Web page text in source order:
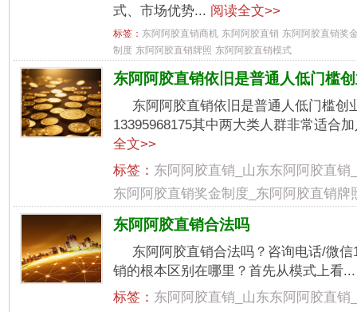
式、市场优势... 阅读全文>>
标签： 东阿阿胶直销商机 东阿阿胶直销 东阿阿胶直销奖
制度 东阿阿胶直销牌照 东阿阿胶直销模式
东阿阿胶直销依旧是普通人低门槛
东阿阿胶直销依旧是普通人低门槛创
13395968175其中两大类人群非常适合
全文>>
标签： 东阿阿胶直销_山东东阿阿胶直销_
东阿阿胶直销奖金制度_东阿阿胶直销牌
东阿阿胶直销合法吗
东阿阿胶直销合法吗？咨询电话/微
销的根本区别在哪里？首先从模式上看
标签： 东阿阿胶直销_山东东阿阿胶直销_